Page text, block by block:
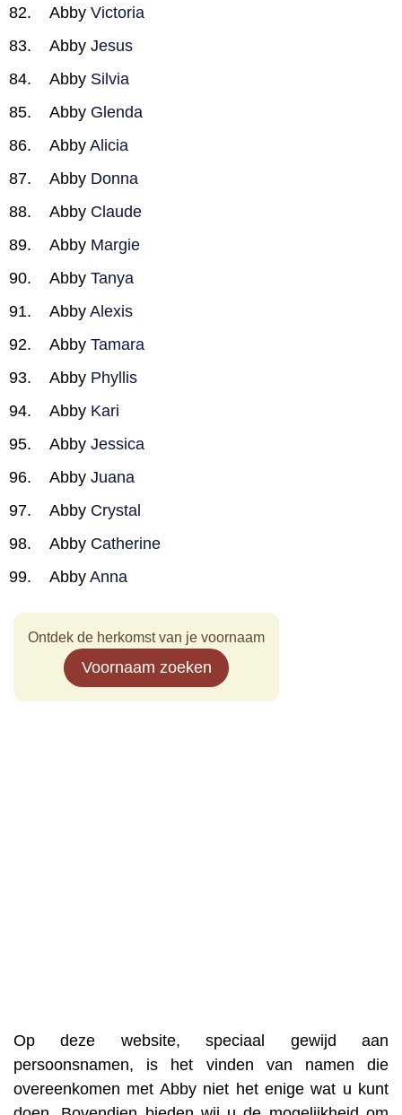
Abby Victoria
Abby Jesus
Abby Silvia
Abby Glenda
Abby Alicia
Abby Donna
Abby Claude
Abby Margie
Abby Tanya
Abby Alexis
Abby Tamara
Abby Phyllis
Abby Kari
Abby Jessica
Abby Juana
Abby Crystal
Abby Catherine
Abby Anna
Ontdek de herkomst van je voornaam
Voornaam zoeken
Op deze website, speciaal gewijd aan
persoonsnamen, is het vinden van namen die
overeenkomen met Abby niet het enige wat u kunt